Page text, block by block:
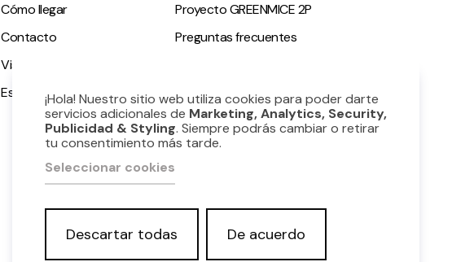
Cómo llegar
Contacto
Visitas guiadas
Espacio accesible
Proyecto GREENMICE 2P
Preguntas frecuentes
¡Hola! Nuestro sitio web utiliza cookies para poder darte
servicios adicionales de Marketing, Analytics, Security,
Publicidad & Styling. Siempre podrás cambiar o retirar
tu consentimiento más tarde.
Seleccionar cookies
Descartar todas De acuerdo